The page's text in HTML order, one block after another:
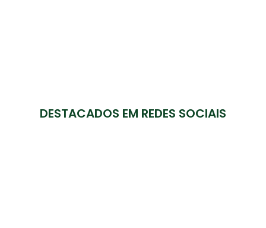
DESTACADOS EM REDES SOCIAIS